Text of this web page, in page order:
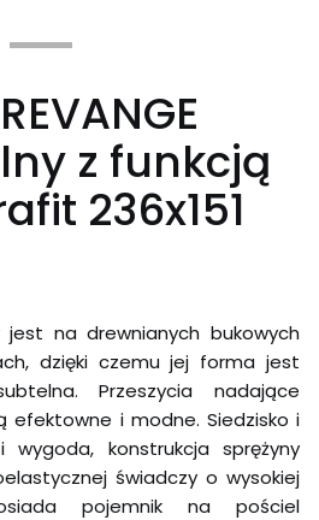
z funkcją
236x151
jest na drewnianych bukowych
dzięki czemu jej forma jest
Przeszycia nadające
efektowne i modne. Siedzisko i
konstrukcja sprężyny
świadczy o wysokiej
pojemnik na pościel